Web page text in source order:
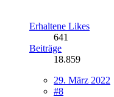
Erhaltene Likes
641
Beiträge
18.859
29. März 2022
#8